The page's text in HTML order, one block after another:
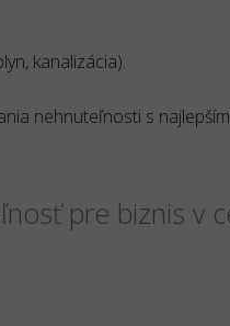
kanalizácia).
nehnuteľnosti s
pre biznis v